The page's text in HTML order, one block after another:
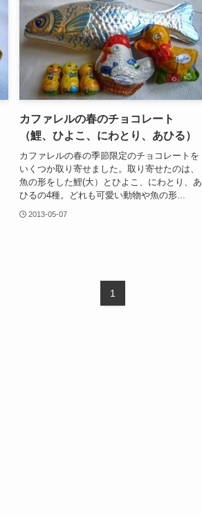
カファレルの春のチョコレート
（鯉、ひよこ、にわとり、あひる）
カファレルの春の季節限定のチョコレートを
いくつか取り寄せました。取り寄せたのは、
魚の形をした鯉(大）とひよこ、にわとり、あ
ひるの4種。どれも可愛い動物や魚の形...
2013-05-07
1